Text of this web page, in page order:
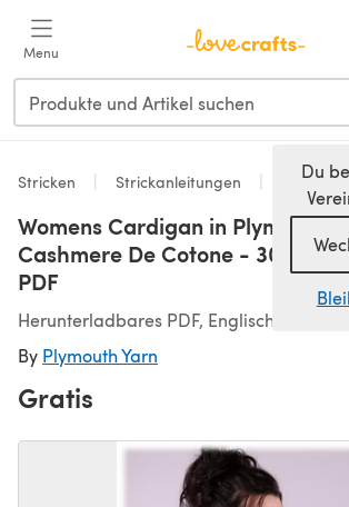
Menu
Du
Stricken Strickanleitungen
Womens Cardigan in Plymouth
Cashmere De Cotone - 3011 -
PDF
Herunterladbares PDF, Englisch
By Plymouth Yarn
Gratis